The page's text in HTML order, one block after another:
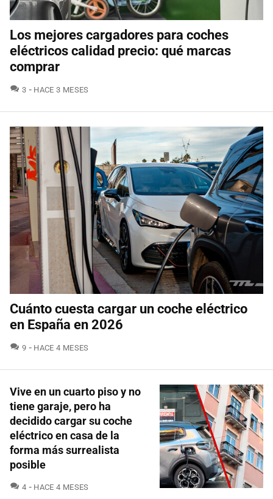
Los mejores cargadores para coches
eléctricos calidad precio: qué marcas
comprar
3 COMENTARIOS
HACE 3 MESES
Cuánto cuesta cargar un coche eléctrico
en España en 2026
9 COMENTARIOS
HACE 4 MESES
Vive en un cuarto piso y no
tiene garaje, pero ha
decidido cargar su coche
eléctrico en casa de la
forma más surrealista
posible
4 COMENTARIOS
HACE 4 MESES